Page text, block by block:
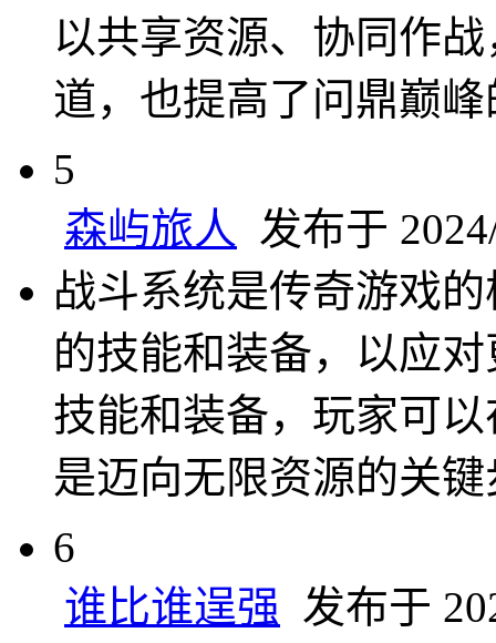
以共享资源、协同作
道，也提高了问鼎巅
5
森屿旅人 发布于
战斗系统是传奇游戏
的技能和装备，以应
技能和装备，玩家可
是迈向无限资源的关
6
谁比谁逞强 发布于